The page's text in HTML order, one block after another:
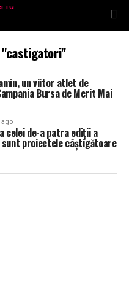
un viitor atlet de
Bursa de Merit Mai
ago
celei de-a patra ediții a
sunt proiectele câștigătoare